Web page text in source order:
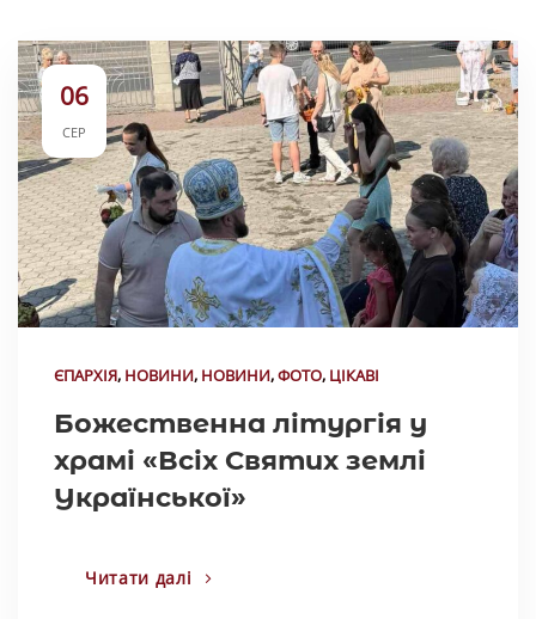
06
СЕР
ЄПАРХІЯ, НОВИНИ, НОВИНИ,ФОТО, ЦІКАВІ
Божественна літургія у
храмі «Всіх Святих землі
Української»
Читати далі